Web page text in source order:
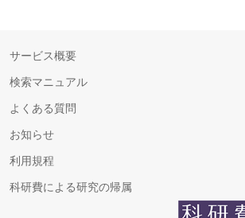
サービス概要
検索マニュアル
よくある質問
お知らせ
利用規程
科研費による研究の帰属